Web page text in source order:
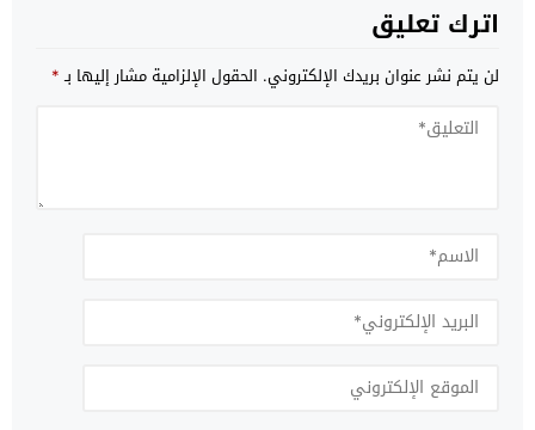
اترك تعليق
لن يتم نشر عنوان بريدك الإلكتروني. الحقول الإلزامية مشار إليها بـ*